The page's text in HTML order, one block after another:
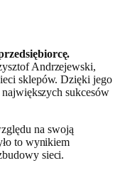
Andrzejewski,
sklepów. Dzięki jego
sukcesów
na swoją
to wynikiem
sieci.